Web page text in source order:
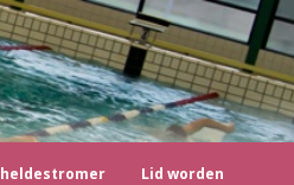
Lid worden